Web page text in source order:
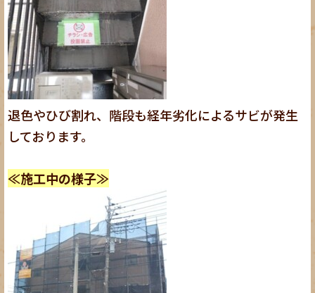
退色やひび割れ、階段も経年劣化によるサビが発生
しております。
≪施工中の様子≫